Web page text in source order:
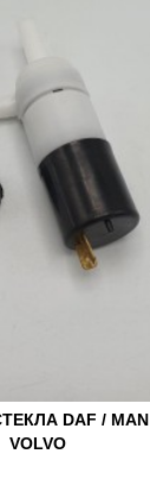
и
тросы
DAF / MAN /
VOLVO